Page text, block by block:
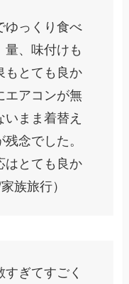
ゆっくり食べ
、味付けも
もとても良か
エアコンが無
まま着替え
念でした。
はとても良か
族旅行）
ぎてすごく